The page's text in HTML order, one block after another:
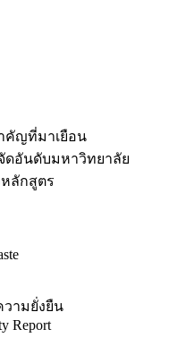
คัญที่มาเยือน
ดอันดับมหาวิทยาลัย
ลักสูตร
วามยั่งยืน
Report